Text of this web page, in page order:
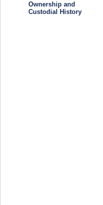
Ownership and
Custodial History